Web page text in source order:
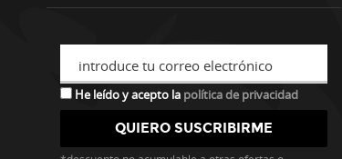
introduce tu correo electrónico
He leído y acepto la política de privacidad